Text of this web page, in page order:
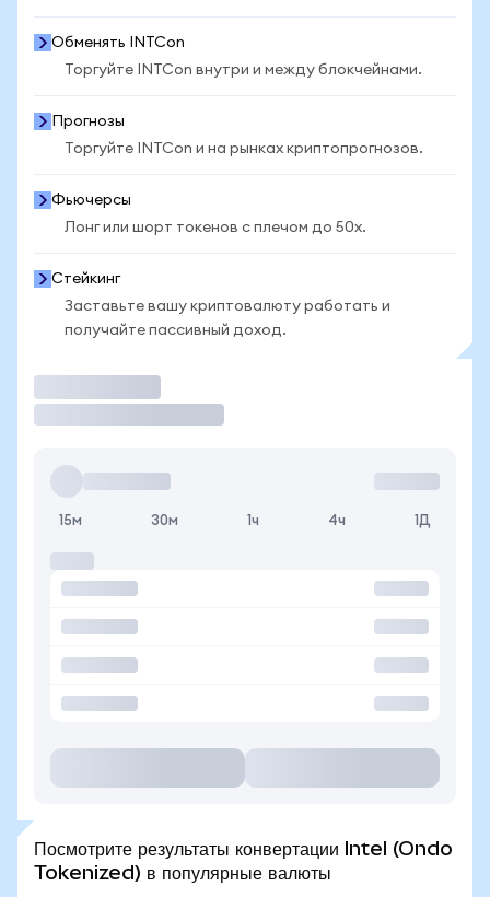
Обменять INTCon
Торгуйте INTCon внутри и между блокчейнами.
Прогнозы
Торгуйте INTCon и на рынках криптопрогнозов.
Фьючерсы
Лонг или шорт токенов с плечом до 50x.
Стейкинг
Заставьте вашу криптовалюту работать и
получайте пассивный доход.
15м 30м 1ч 4ч 1Д
Посмотрите результаты конвертации Intel (Ondo
Tokenized) в популярные валюты